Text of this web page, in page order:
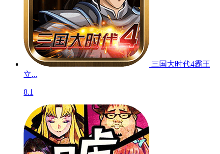
三国大时代4霸王
立...
8.1